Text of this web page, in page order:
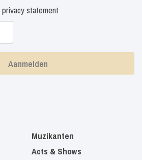
privacy statement
Muzikanten
Acts & Shows